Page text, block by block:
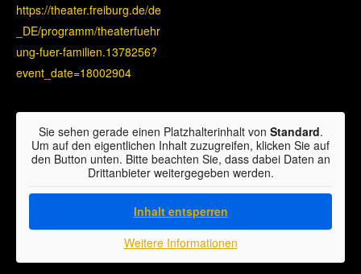
https://theater.freiburg.de/de
_DE/programm/theaterfuehr
ung-fuer-familien.1378256?
event_date=18002904
Sie sehen gerade einen Platzhalterinhalt von Standard.
Um auf den eigentlichen Inhalt zuzugreifen, klicken Sie auf
den Button unten. Bitte beachten Sie, dass dabei Daten an
Drittanbieter weitergegeben werden.
Inhalt entsperren
Weitere Informationen